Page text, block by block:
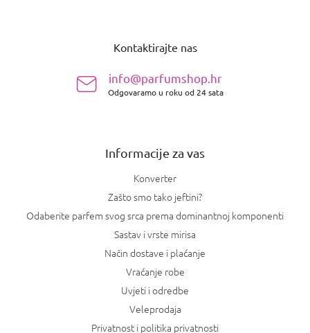
Kontaktirajte nas
info@parfumshop.hr
Odgovaramo u roku od 24 sata
Informacije za vas
Konverter
Zašto smo tako jeftini?
Odaberite parfem svog srca prema dominantnoj komponenti
Sastav i vrste mirisa
Način dostave i plaćanje
Vraćanje robe
Uvjeti i odredbe
Veleprodaja
Privatnost i politika privatnosti